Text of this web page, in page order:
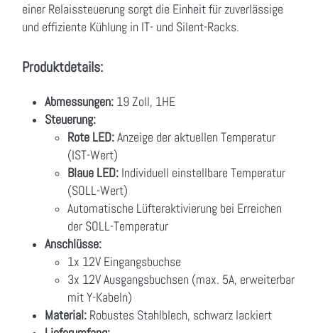
einer Relaissteuerung sorgt die Einheit für zuverlässige
und effiziente Kühlung in IT- und Silent-Racks.
Produktdetails:
Abmessungen: 19 Zoll, 1HE
Steuerung:
Rote LED:Anzeige der aktuellen Temperatur
(IST-Wert)
Blaue LED: Individuell einstellbare Temperatur
(SOLL-Wert)
Automatische Lüfteraktivierung bei Erreichen
der SOLL-Temperatur
Anschlüsse:
1x 12V Eingangsbuchse
3x 12V Ausgangsbuchsen (max. 5A, erweiterbar
mit Y-Kabeln)
Material: Robustes Stahlblech, schwarz lackiert